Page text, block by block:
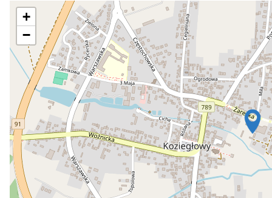
Português
Suomi
Україна
Zamknij
+
−